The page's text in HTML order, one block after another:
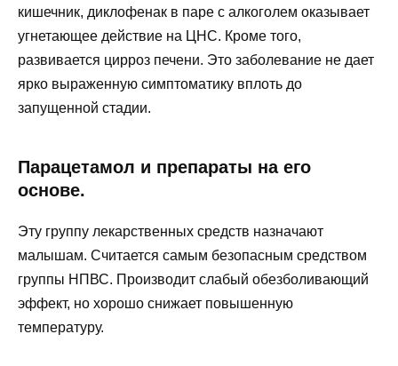
кишечник, диклофенак в паре с алкоголем оказывает
угнетающее действие на ЦНС. Кроме того,
развивается цирроз печени. Это заболевание не дает
ярко выраженную симптоматику вплоть до
запущенной стадии.
Парацетамол и препараты на его
основе.
Эту группу лекарственных средств назначают
малышам. Считается самым безопасным средством
группы НПВС. Производит слабый обезболивающий
эффект, но хорошо снижает повышенную
температуру.